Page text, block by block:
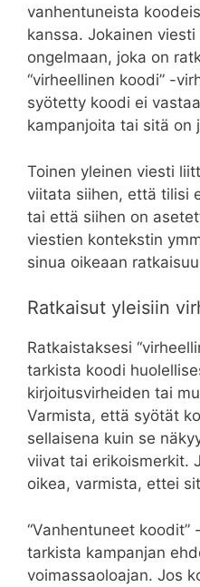
vanhentuneista
kanssa. Jokainen
ongelmaan, joka on
“virheellinen koodi” -
syötetty koodi ei
kampanjoita tai sitä on
Toinen yleinen viesti
viitata siihen, että tilisi
tai että siihen on
viestien kontekstin
sinua oikeaan
Ratkaisut yleisiin
Ratkaistaksesi
tarkista koodi
kirjoitusvirheiden tai
Varmista, että syötät
sellaisena kuin se
viivat tai erikoismerkit.
oikea, varmista, ettei
“Vanhentuneet
tarkista kampanjan
voimassaoloajan. Jos